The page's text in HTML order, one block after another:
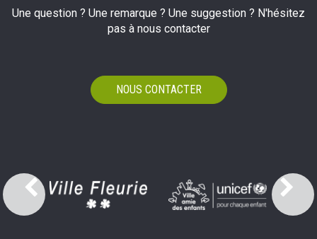
Une question ? Une remarque ? Une suggestion ? N'hésitez
pas à nous contacter
NOUS CONTACTER